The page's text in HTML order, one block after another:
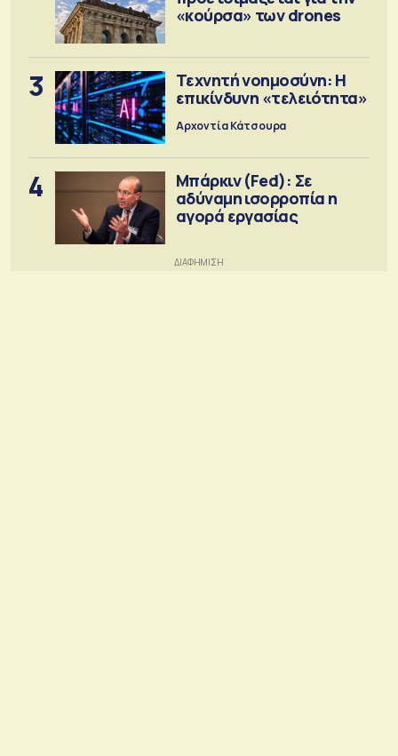
«κούρσα» των drones
3
Τεχνητή νοημοσύνη: Η
επικίνδυνη «τελειότητα»
Αρχοντία Κάτσουρα
4
Μπάρκιν (Fed): Σε
αδύναμη ισορροπία η
αγορά εργασίας